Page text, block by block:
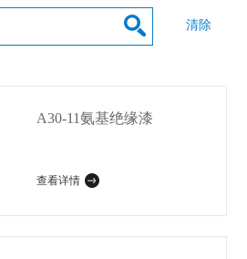
清除
A30-11氨基绝缘漆
查看详情